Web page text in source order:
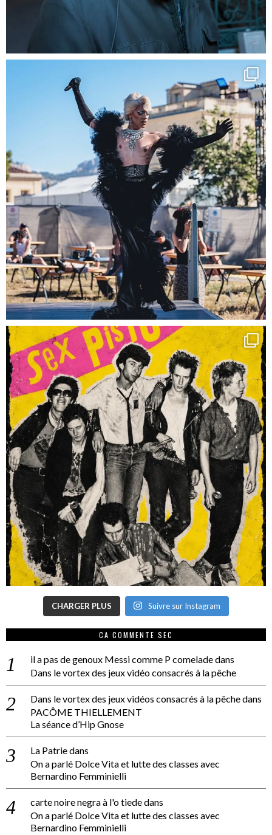
CHARGER PLUS Suivre sur Instagram
CA COMMENTE SEC
il a pas de genoux Messi comme P comeladedans
Dans le vortex des jeux vidéo consacrés à la pêche
Dans le vortex des jeux vidéos consacrés à la pêchedans
PACÔME THIELLEMENT
La séance d’Hip Gnose
La Patriedans
On a parlé Dolce Vita et lutte des classes avec
Bernardino Femminielli
carte noire negra à l'o tiededans
On a parlé Dolce Vita et lutte des classes avec
Bernardino Femminielli